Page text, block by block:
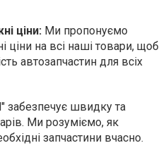
ціни: Ми пропонуємо
ціни на всі наші товари, щоб
автозапчастин для всіх
забезпечує швидку та
Ми розуміємо, як
запчастини вчасно.